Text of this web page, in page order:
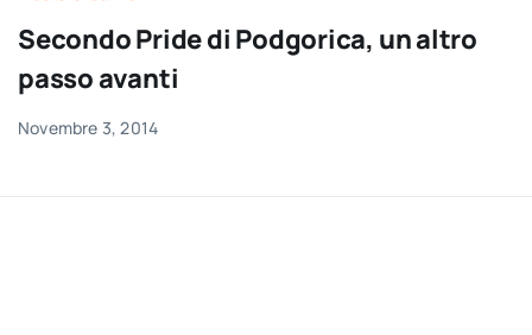
Newsletter
Secondo Pride di Podgorica, un altro
passo avanti
Novembre 3, 2014